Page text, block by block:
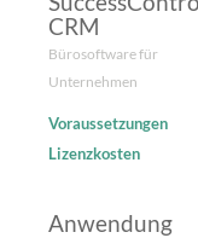
CRM
Bürosoftware für
Unternehmen
Voraussetzungen
Lizenzkosten
Anwendung